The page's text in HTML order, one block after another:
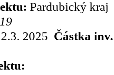
Pardubický kraj
2025 Částka